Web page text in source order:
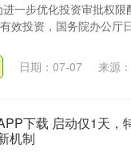
一步优化投资审批权
效投资，国务院办公厅
日期：07-07 来源
下载 启动仅1天，
机制